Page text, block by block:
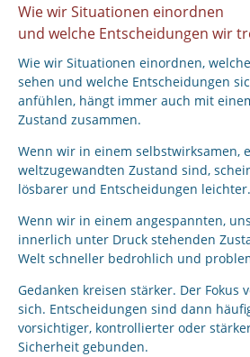
Wie wir Situationen einordnen
und welche Entscheidungen wir
Wie wir Situationen einordnen,
sehen und welche Entscheidungen
anfühlen, hängt immer auch mit
Zustand zusammen.
Wenn wir in einem selbstwirksamen,
weltzugewandten Zustand sind,
lösbarer und Entscheidungen leichter.
Wenn wir in einem angespannten,
innerlich unter Druck stehenden
Welt schneller bedrohlich und
Gedanken kreisen stärker. Der Fokus
sich. Entscheidungen sind dann
vorsichtiger, kontrollierter oder
Sicherheit gebunden.